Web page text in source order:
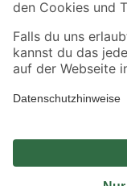
Alle Preisangaben in EUR
Umständen nicht in allen
Produkte nur solange der
*Paketversand ab 59 €
Nutzungsbedingungen